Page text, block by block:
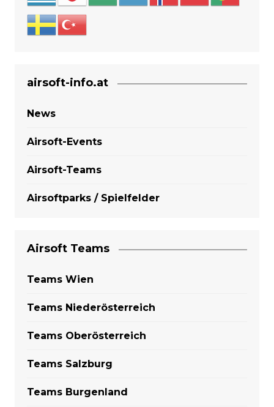
airsoft-info.at
News
Airsoft-Events
Airsoft-Teams
Airsoftparks / Spielfelder
Airsoft Teams
Teams Wien
Teams Niederösterreich
Teams Oberösterreich
Teams Salzburg
Teams Burgenland